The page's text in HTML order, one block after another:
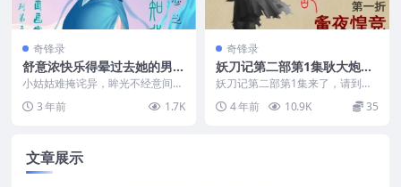
奇锋录
舒意浓快乐得晕过去她的男人
像是天降的奇迹
小姑姑难掩诧异，眸光不经意间与
杂。 舒意浓便在幼时，...
3 年前 1.7K
奇锋录
妖刀记第二部第1集耿大炮装
逼来了请下载epub
妖刀记第二部第1集来了，请到文
末下载epub。 距离骧公幽邸中那
场惊天动地的决战...
4 年前 10.9K 35
文章展示